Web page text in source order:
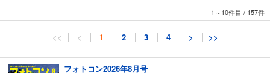
148 プロに聞く！新製品速報
タムロン16～300ミリ F/3.5-6.3 Di Ⅱ VC PZD MACRO 杉本利彦
1～10件目 / 157件
<< < 1 2 3 4 > >>
フォトコン2026年8月号